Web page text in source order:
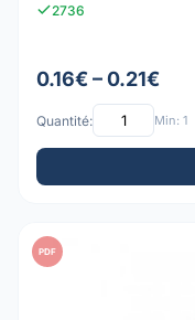
2736
0.16€ – 0.21€
Quantité: Min: 1
PDF